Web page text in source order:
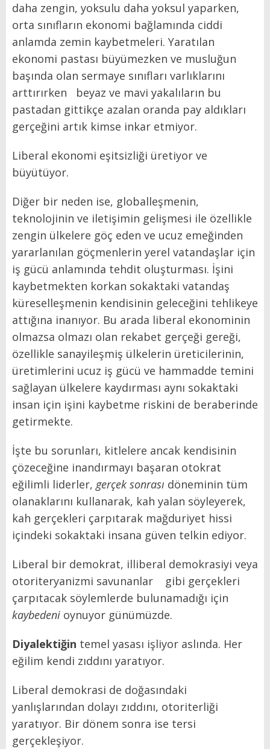
daha zengin, yoksulu daha yoksul yaparken,
orta sınıfların ekonomi bağlamında ciddi
anlamda zemin kaybetmeleri. Yaratılan
ekonomi pastası büyümezken ve musluğun
başında olan sermaye sınıfları varlıklarını
arttırırken beyaz ve mavi yakalıların bu
pastadan gittikçe azalan oranda pay aldıkları
gerçeğini artık kimse inkar etmiyor.
Liberal ekonomi eşitsizliği üretiyor ve
büyütüyor.
Diğer bir neden ise, globalleşmenin,
teknolojinin ve iletişimin gelişmesi ile özellikle
zengin ülkelere göç eden ve ucuz emeğinden
yararlanılan göçmenlerin yerel vatandaşlar için
iş gücü anlamında tehdit oluşturması. İşini
kaybetmekten korkan sokaktaki vatandaş
küreselleşmenin kendisinin geleceğini tehlikeye
attığına inanıyor. Bu arada liberal ekonominin
olmazsa olmazı olan rekabet gerçeği gereği,
özellikle sanayileşmiş ülkelerin üreticilerinin,
üretimlerini ucuz iş gücü ve hammadde temini
sağlayan ülkelere kaydırması aynı sokaktaki
insan için işini kaybetme riskini de beraberinde
getirmekte.
İşte bu sorunları, kitlelere ancak kendisinin
çözeceğine inandırmayı başaran otokrat
eğilimli liderler, gerçek sonrası döneminin tüm
olanaklarını kullanarak, kah yalan söyleyerek,
kah gerçekleri çarpıtarak mağduriyet hissi
içindeki sokaktaki insana güven telkin ediyor.
Liberal bir demokrat, illiberal demokrasiyi veya
otoriteryanizmi savunanlar gibi gerçekleri
çarpıtacak söylemlerde bulunamadığı için
kaybedeni oynuyor günümüzde.
Diyalektiğin temel yasası işliyor aslında. Her
eğilim kendi zıddını yaratıyor.
Liberal demokrasi de doğasındaki
yanlışlarından dolayı zıddını, otoriterliği
yaratıyor. Bir dönem sonra ise tersi
gerçekleşiyor.